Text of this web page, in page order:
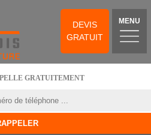
DEVIS
GRATUIT
MENU
GRATUITEMENT